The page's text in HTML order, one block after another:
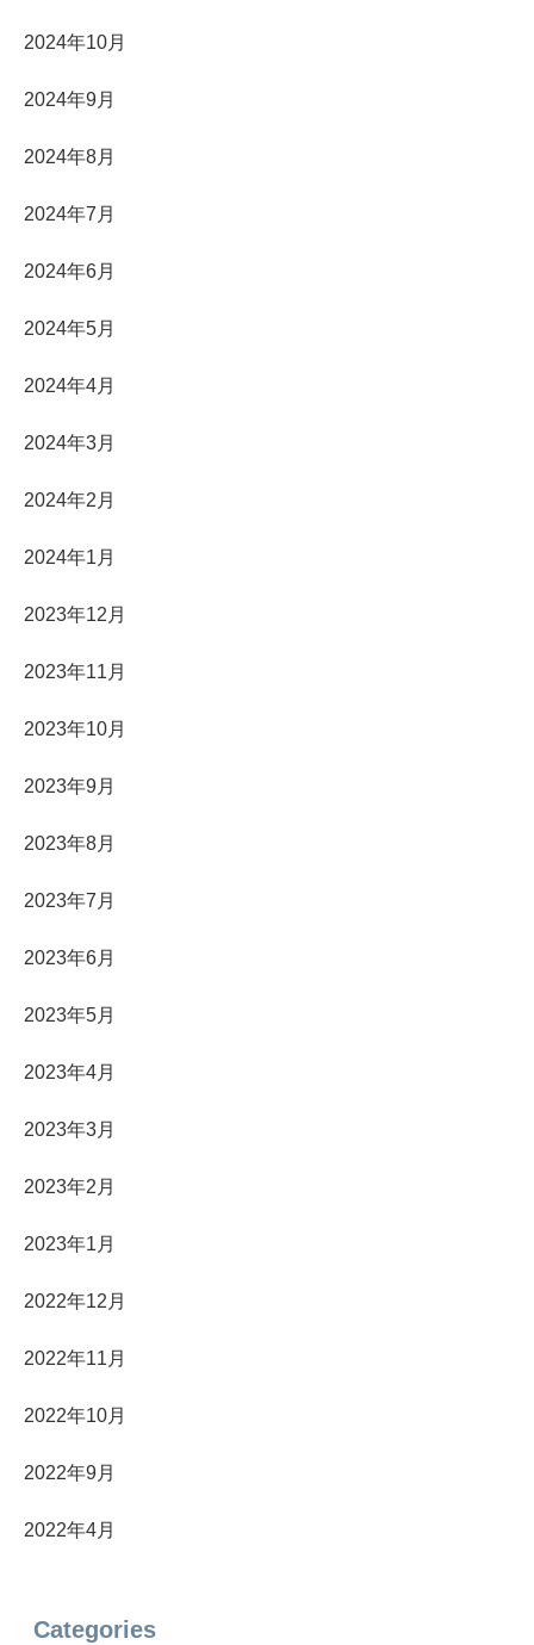
2024年10月
2024年9月
2024年8月
2024年7月
2024年6月
2024年5月
2024年4月
2024年3月
2024年2月
2024年1月
2023年12月
2023年11月
2023年10月
2023年9月
2023年8月
2023年7月
2023年6月
2023年5月
2023年4月
2023年3月
2023年2月
2023年1月
2022年12月
2022年11月
2022年10月
2022年9月
2022年4月
Categories